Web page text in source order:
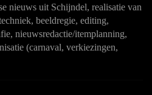
nieuws uit Schijndel, realisatie van
beeldregie, editing,
nieuwsredactie/itemplanning,
(carnaval, verkiezingen,